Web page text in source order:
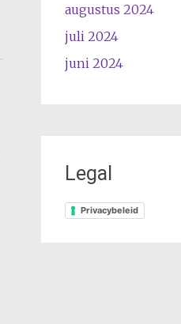
augustus 2024
juli 2024
juni 2024
Legal
Privacybeleid